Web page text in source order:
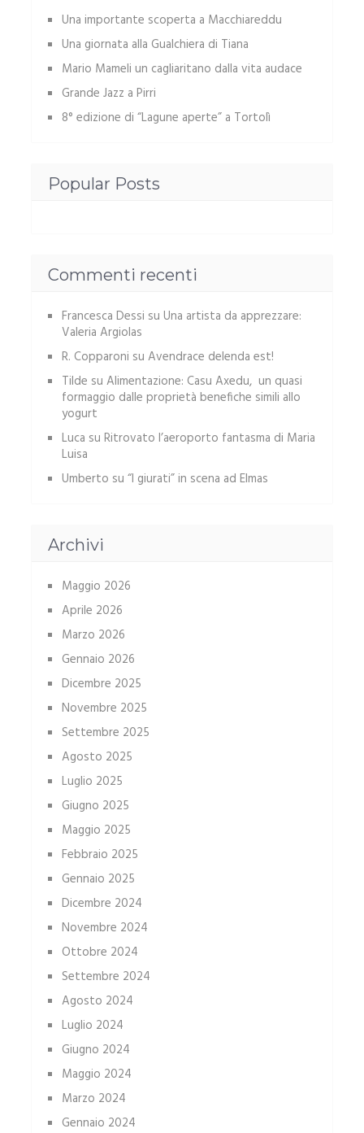
Una importante scoperta a Macchiareddu
Una giornata alla Gualchiera di Tiana
Mario Mameli un cagliaritano dalla vita audace
Grande Jazz a Pirri
8° edizione di “Lagune aperte” a Tortolì
Popular Posts
Commenti recenti
Francesca Dessi su Una artista da apprezzare:
Valeria Argiolas
R. Copparoni su Avendrace delenda est!
Tilde su Alimentazione: Casu Axedu, un quasi
formaggio dalle proprietà benefiche simili allo
yogurt
Luca su Ritrovato l’aeroporto fantasma di Maria
Luisa
Umberto su “I giurati” in scena ad Elmas
Archivi
Maggio 2026
Aprile 2026
Marzo 2026
Gennaio 2026
Dicembre 2025
Novembre 2025
Settembre 2025
Agosto 2025
Luglio 2025
Giugno 2025
Maggio 2025
Febbraio 2025
Gennaio 2025
Dicembre 2024
Novembre 2024
Ottobre 2024
Settembre 2024
Agosto 2024
Luglio 2024
Giugno 2024
Maggio 2024
Marzo 2024
Gennaio 2024